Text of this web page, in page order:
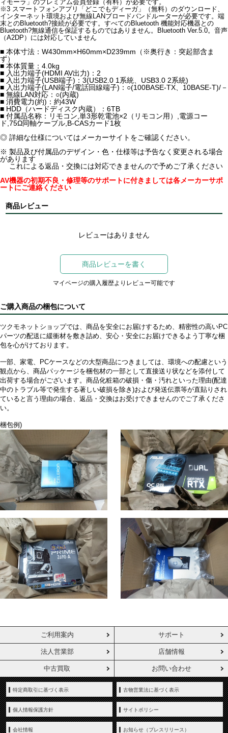
ィモーラ」のプレミアム会員登録（有料）が必要です。
※3 スマートフォンアプリ「どこでもディーガ」（無料）のダウンロード、
インターネット環境および無線LANブロードバンドルーターが必要です。端
末とのBluetooth?接続が必要です。すべてのBluetooth 機能対応機器との
Bluetooth?無線通信を保証するものではありません。Bluetooth Ver.5.0。音声
（A2DP）には対応していません
■ 本体寸法：W430mm×H60mm×D239mm（※奥行き：突起部含ま
ず）
■ 本体質量：4.0kg
■ 入出力端子(HDMI AV出力)：2
■ 入出力端子(USB端子)：3(USB2.0 1系統、USB3.0 2系統)
■ 入出力端子(LAN端子/電話回線端子)：○(100BASE-TX、10BASE-T)/－
■ 無線LAN対応：○(内蔵)
■ 消費電力(約)：約43W
■ HDD（ハードディスク内蔵）：6TB
■ 付属品名称：リモコン,単3形乾電池×2（リモコン用）,電源コー
ド,75Ω同軸ケーブル,B-CASカード1枚
◎ 詳細な仕様についてはメーカーサイトをご確認ください。
※ 製品及び付属品のデザイン・色・仕様等は予告なく変更される場合
があります
これによる返品・交換には対応できませんので予めご了承ください
AV機器の初期不良・修理等のサポートに付きましては各メーカーサポ
ートにご連絡ください
商品レビュー
レビューはありません
商品レビューを書く
マイページの購入履歴よりレビュー可能です
ご購入商品の梱包について
ツクモネットショップでは、商品を安全にお届けするため、精密性の高いPC
パーツの配送に緩衝材を敷き詰め、安心・安全にお届けできるよう丁寧な梱
包を心がけております。
一部、家電、PCケースなどの大型商品につきましては、環境への配慮という
観点から、商品パッケージを梱包材の一部として直接送り状などを添付して
出荷する場合がございます。商品化粧箱の破損・傷・汚れといった理由(配達
中のトラブル等で発生する著しい破損を除き)および発送伝票等が直貼りされ
ていると言う理由の場合、返品・交換はお受けできませんのでご了承くださ
い。
梱包例)
ご利用案内 サポート
法人営業部 店舗情報
中古買取 お問い合わせ
特定商取引に基づく表示 古物営業法に基づく表示
個人情報保護方針 サイトポリシー
会社情報 お知らせ（プレスリリース）